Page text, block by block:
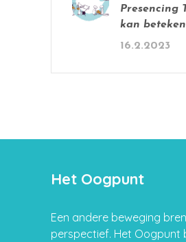
Presencing
kan
16.2.2023
Het Oogpunt
Een andere beweging
perspectief. Het Oogpunt